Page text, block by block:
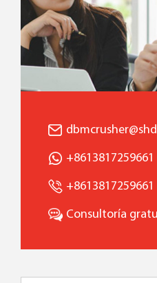
+8613817259661
+8613817259661
Consultoría